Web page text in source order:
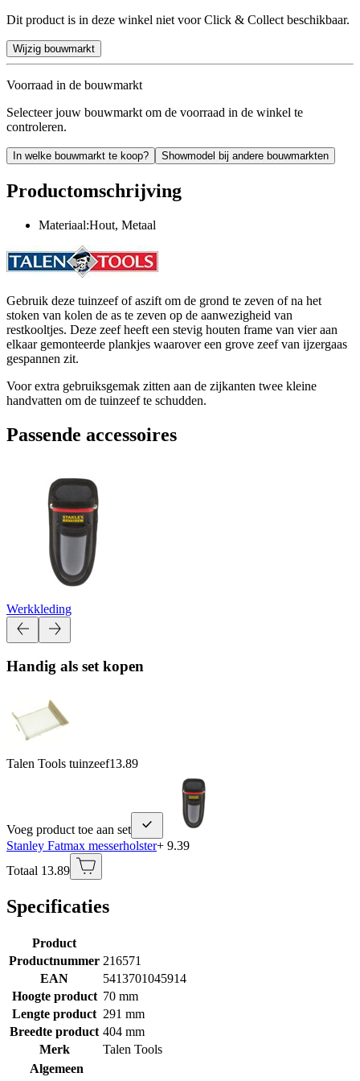
Dit product is in deze winkel niet voor Click & Collect beschikbaar.
Wijzig bouwmarkt
Voorraad in de bouwmarkt
Selecteer jouw bouwmarkt om de voorraad in de winkel te
controleren.
In welke bouwmarkt te koop? Showmodel bij andere bouwmarkten
Productomschrijving
Materiaal:Hout, Metaal
Gebruik deze tuinzeef of aszift om de grond te zeven of na het
stoken van kolen de as te zeven op de aanwezigheid van
restkooltjes. Deze zeef heeft een stevig houten frame van vier aan
elkaar gemonteerde plankjes waarover een grove zeef van ijzergaas
gespannen zit.
Voor extra gebruiksgemak zitten aan de zijkanten twee kleine
handvatten om de tuinzeef te schudden.
Passende accessoires
Werkkleding
Handig als set kopen
Talen Tools tuinzeef13.89
Voeg product toe aan set
Stanley Fatmax messerholster+ 9.39
Totaal 13.89
Specificaties
Product
Productnummer 216571
EAN
5413701045914
Hoogte product 70 mm
Lengte product 291 mm
Breedte product 404 mm
Merk
Talen Tools
Algemeen